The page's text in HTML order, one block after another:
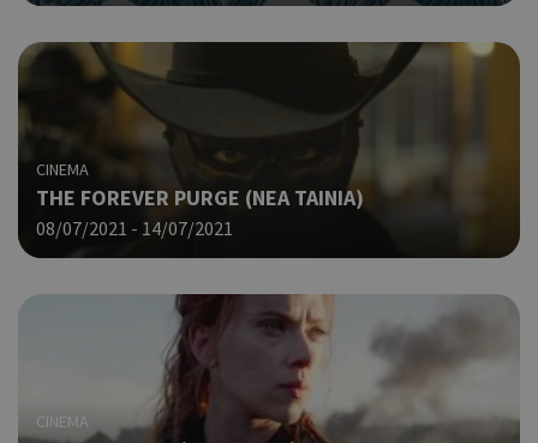
CINEMA
THE FOREVER PURGE (NΕΑ ΤΑΙΝΙΑ)
08/07/2021 - 14/07/2021
CINEMA